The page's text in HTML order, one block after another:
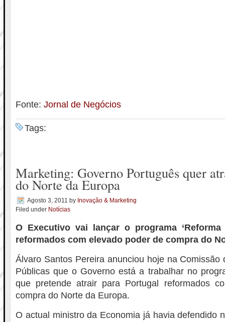
Fonte: Jornal de Negócios
Tags:
Marketing: Governo Português quer
do Norte da Europa
Agosto 3, 2011 by Inovação & Marketing
Filed under Notícias
O Executivo vai lançar o programa
reformados com elevado poder de compra do
Álvaro Santos Pereira anunciou hoje na Comissão
Públicas que o Governo está a trabalhar no
que pretende atrair para Portugal reformados
compra do Norte da Europa.
O actual ministro da Economia já havia defendido